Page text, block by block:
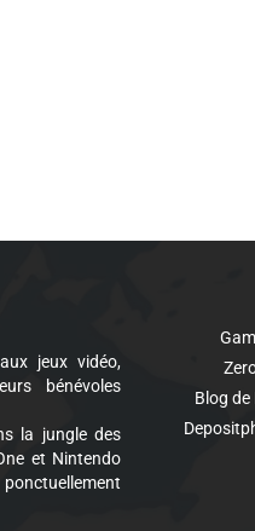
jeux vidéo,
bénévoles
la jungle des
et Nintendo
Blog de